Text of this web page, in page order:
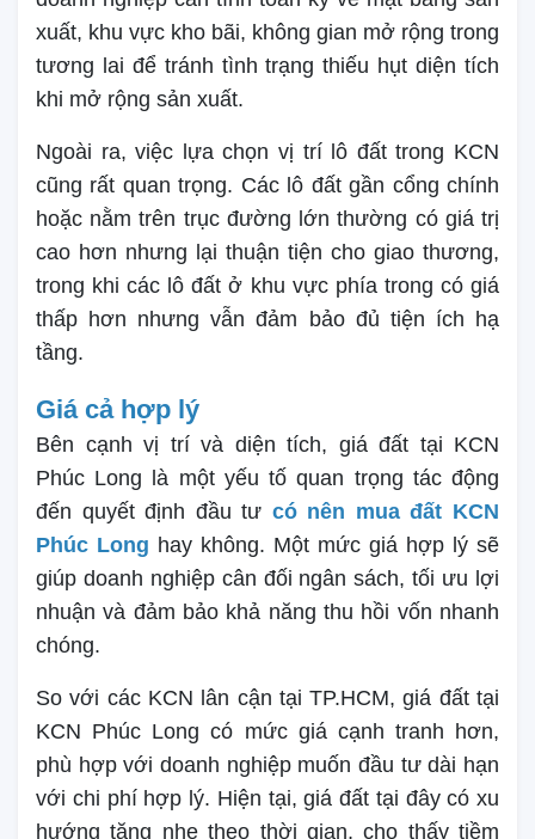
xuất, khu vực kho bãi, không gian mở rộng trong
tương lai để tránh tình trạng thiếu hụt diện tích
khi mở rộng sản xuất.
Ngoài ra, việc lựa chọn vị trí lô đất trong KCN
cũng rất quan trọng. Các lô đất gần cổng chính
hoặc nằm trên trục đường lớn thường có giá trị
cao hơn nhưng lại thuận tiện cho giao thương,
trong khi các lô đất ở khu vực phía trong có giá
thấp hơn nhưng vẫn đảm bảo đủ tiện ích hạ
tầng.
Giá cả hợp lý
Bên cạnh vị trí và diện tích, giá đất tại KCN
Phúc Long là một yếu tố quan trọng tác động
đến quyết định đầu tư có nên mua đất KCN
Phúc Long hay không. Một mức giá hợp lý sẽ
giúp doanh nghiệp cân đối ngân sách, tối ưu lợi
nhuận và đảm bảo khả năng thu hồi vốn nhanh
chóng.
So với các KCN lân cận tại TP.HCM, giá đất tại
KCN Phúc Long có mức giá cạnh tranh hơn,
phù hợp với doanh nghiệp muốn đầu tư dài hạn
với chi phí hợp lý. Hiện tại, giá đất tại đây có xu
hướng tăng nhẹ theo thời gian, cho thấy tiềm